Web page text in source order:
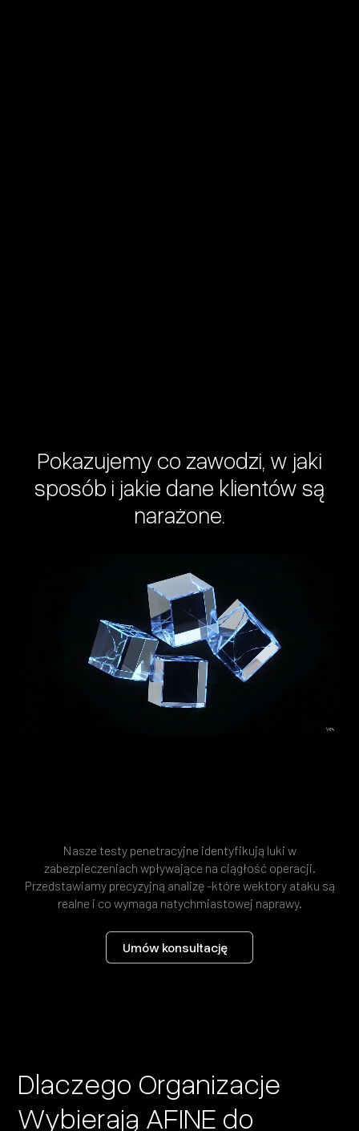
Pokazujemy co zawodzi, w jaki
sposób i jakie dane klientów są
narażone.
Nasze testy penetracyjne identyfikują luki w
zabezpieczeniach wpływające na ciągłość operacji.
Przedstawiamy precyzyjną analizę -które wektory ataku są
realne i co wymaga natychmiastowej naprawy.
Umów konsultację
Dlaczego Organizacje
Wybierają AFINE do